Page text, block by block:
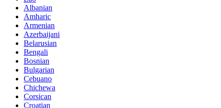
Albanian
Amharic
Armenian
Azerbaijani
Belarusian
Bengali
Bosnian
Bulgarian
Cebuano
Chichewa
Corsican
Croatian